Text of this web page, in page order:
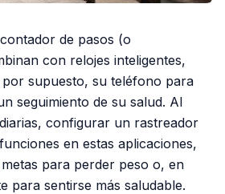
de pasos (o
con relojes inteligentes,
por supuesto, su teléfono para
seguimiento de su salud. Al
configurar un rastreador
en estas aplicaciones,
para perder peso o, en
para sentirse más saludable.